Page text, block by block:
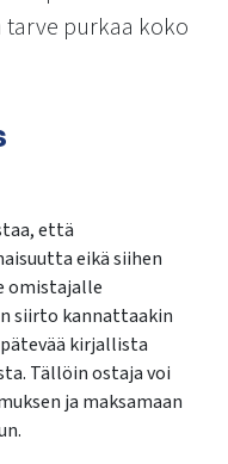
tarve purkaa koko
että
eikä siihen
omistajalle
siirto kannattaakin
kirjallista
Tällöin ostaja voi
ja maksamaan